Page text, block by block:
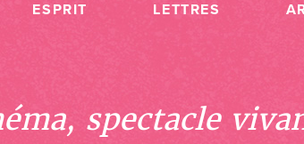
ESPRIT LETTRES
spectacle